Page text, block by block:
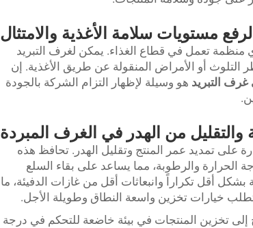
مستويات سلامة الأغذية والامتثال
منظمة تعمل في قطاع الغذاء. يمكن لغرف التبريد
التلوث أو الأمراض المنقولة عن طريق الأغذية. إن
غرف التبريد هو وسيلة لإظهار التزام الشركة بالجودة
من الهدر في الغرف المبردة
على تمديد عمر المنتج وتقليل الهدر. تحافظ هذه
والرطوبة، مما يساعد على بقاء السلع
بشكل أقل تكراراً وانبعاثات أقل من غازات الدفيئة، ما
خيارات تخزين واسعة النطاق وطويلة الأجل.
إلى تخزين المنتجات في بيئة خاضعة للتحكم في درجة